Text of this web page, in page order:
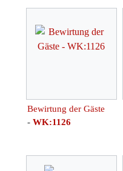
Bewirtung der Gäste
- WK:1126